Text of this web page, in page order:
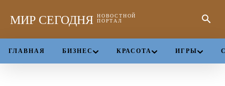
МИР СЕГОДНЯ НОВОСТНОЙ
ПОРТАЛ
ГЛАВНАЯ БИЗНЕС КРАСОТА ИГРЫ